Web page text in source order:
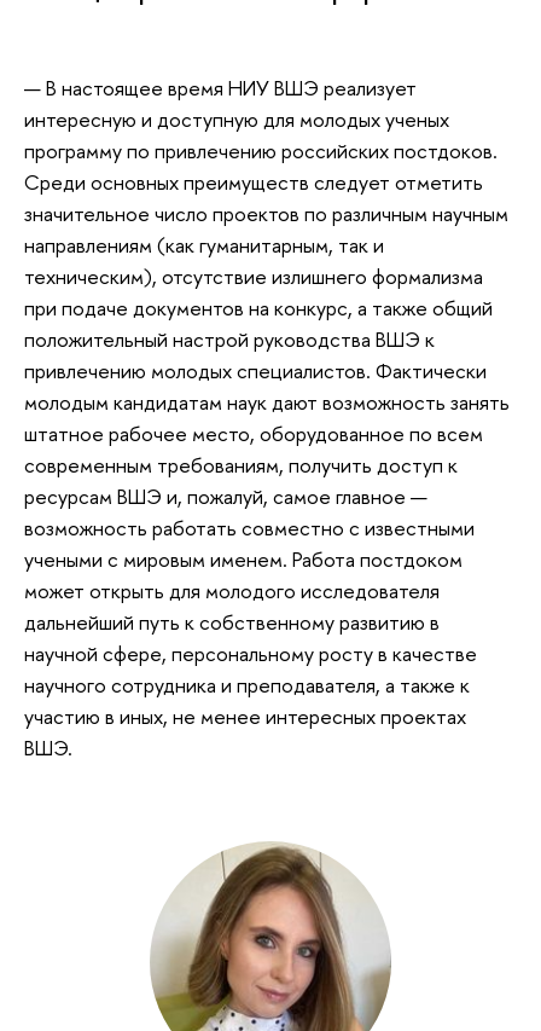
— В настоящее время НИУ ВШЭ реализует
интересную и доступную для молодых ученых
программу по привлечению российских постдоков.
Среди основных преимуществ следует отметить
значительное число проектов по различным научным
направлениям (как гуманитарным, так и
техническим), отсутствие излишнего формализма
при подаче документов на конкурс, а также общий
положительный настрой руководства ВШЭ к
привлечению молодых специалистов. Фактически
молодым кандидатам наук дают возможность занять
штатное рабочее место, оборудованное по всем
современным требованиям, получить доступ к
ресурсам ВШЭ и, пожалуй, самое главное —
возможность работать совместно с известными
учеными с мировым именем. Работа постдоком
может открыть для молодого исследователя
дальнейший путь к собственному развитию в
научной сфере, персональному росту в качестве
научного сотрудника и преподавателя, а также к
участию в иных, не менее интересных проектах
ВШЭ.